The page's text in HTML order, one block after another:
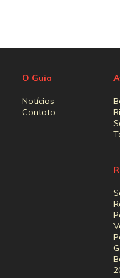
O Guia
Notícias
Contato